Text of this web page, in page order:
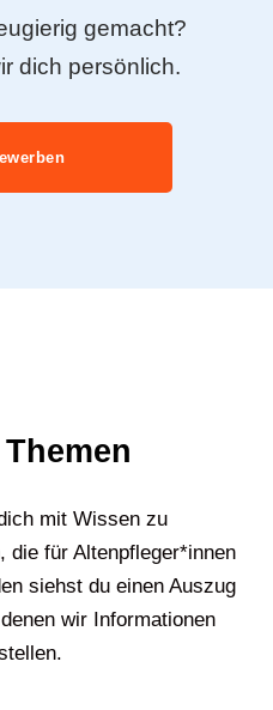
gemacht?
dich persönlich.
mit Wissen zu
die für Altenpfleger*innen
siehst du einen Auszug
wir Informationen